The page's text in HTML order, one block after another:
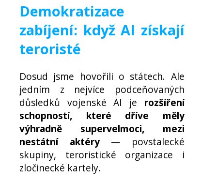
Demokratizace
zabíjení: když AI získají
teroristé
Dosud jsme hovořili o státech. Ale
jedním z nejvíce podceňovaných
důsledků vojenské AI je rozšíření
schopností, které dříve měly
výhradně supervelmoci, mezi
nestátní aktéry— povstalecké
skupiny, teroristické organizace i
zločinecké kartely.